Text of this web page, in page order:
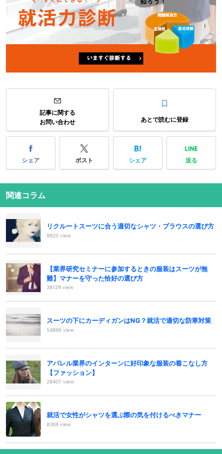
記事に関する
お問い合わせ
あとで読むに登録
シェア ポスト シェア 送る
関連コラム
リクルートスーツに合う適切なシャツ・ブラウスの選び方
9920 view
【業界研究セミナーに参加するときの服装はスーツが無
難】マナーを守った恰好の選び方
38129 view
スーツの下にカーディガンはNG？就活で適切な防寒対策
54896 view
アパレル業界のインターンに好印象な服装の着こなし方
【ファッション】
26407 view
就活で女性がシャツを選ぶ際の気を付けるべきマナー
8369 view